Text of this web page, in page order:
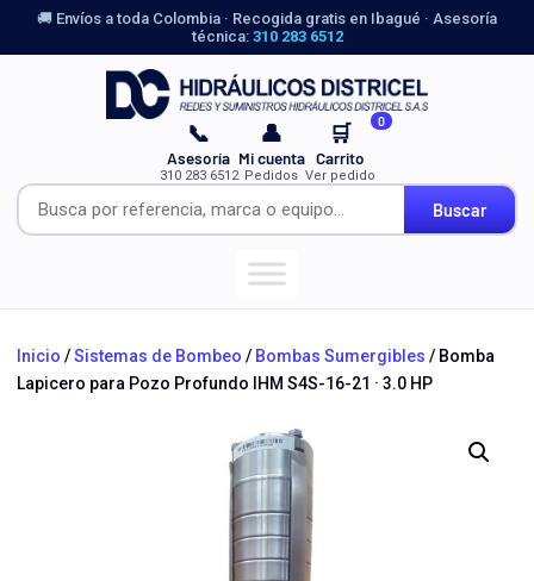
🚚 Envíos a toda Colombia · Recogida gratis en Ibagué · Asesoría
técnica: 310 283 6512
Buscar
📞
Asesoría
310 283 6512
👤
Mi cuenta
Pedidos
🛒 0
Carrito
Ver pedido
Inicio /Sistemas de Bombeo / Bombas Sumergibles / Bomba
Lapicero para Pozo Profundo IHM S4S-16-21 · 3.0 HP